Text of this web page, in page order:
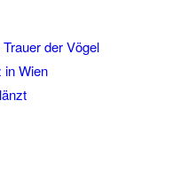
der Vögel
in Wien